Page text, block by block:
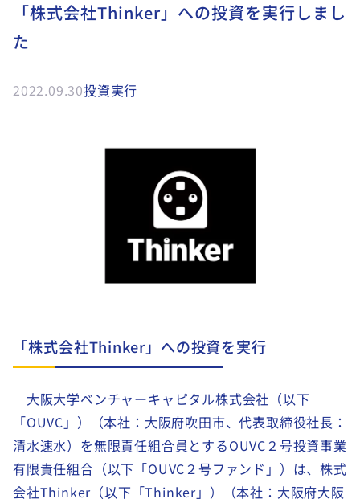
「株式会社Thinker」への投資を実行しまし
た
2022.09.30投資実行
「株式会社Thinker」への投資を実行
大阪大学ベンチャーキャピタル株式会社（以下
「OUVC」）（本社：大阪府吹田市、代表取締役社長：
清水速水）を無限責任組合員とするOUVC２号投資事業
有限責任組合（以下「OUVC２号ファンド」）は、株式
会社Thinker（以下「Thinker」）（本社：大阪府大阪